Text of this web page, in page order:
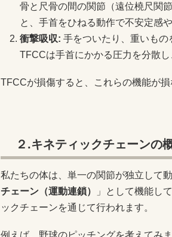
骨と尺骨の間の関節（遠位橈尺関
と、手首をひねる動作で不安定感
衝撃吸収: 手をついたり、重いもの
TFCCは手首にかかる圧力を分散
TFCCが損傷すると、これらの機能が
２.キネティックチェーンの
私たちの体は、単一の関節が独立して
チェーン（運動連鎖）
」として機能し
ックチェーンを通じて行われます。